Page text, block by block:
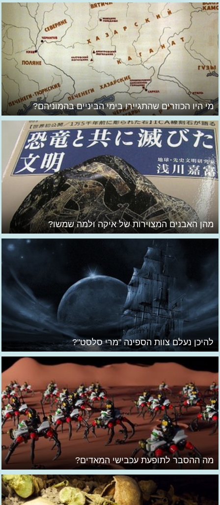
מי היו הכוזרים שהתגיירו בימי הביניים בהמוניהם?
מהן האבנים המצוירות של איקה ולמה שמשו?
להיכן נעלם צוות הספינה "מרי סלסט"?
מה ההסבר לתופעת עכבישי המאדים?